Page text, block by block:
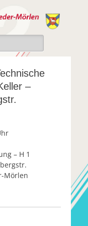
Freiwillige
Nieder-
Mörlen e.V.
e.v.
–
– H 1
Mörlen